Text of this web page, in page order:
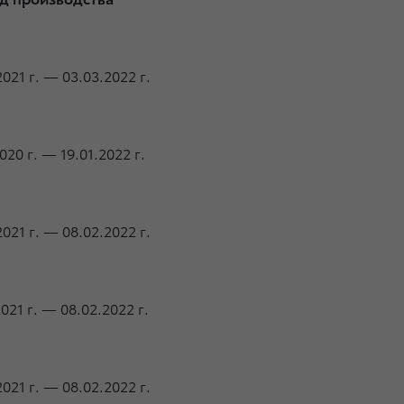
г. — 03.03.2022 г.
г. — 19.01.2022 г.
г. — 08.02.2022 г.
г. — 08.02.2022 г.
г. — 08.02.2022 г.